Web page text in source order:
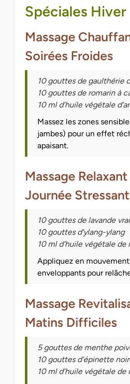
Spéciales Hiver
Massage
Soirées Froides
10 gouttes de gaulthérie
10 gouttes de romarin à
10 ml d’huile végétale
Massez les zones
jambes) pour un effet
apaisant.
Massage
Journée
10 gouttes de lavande
10 gouttes d’ylang-ylang
10 ml d’huile végétale de
Appliquez en
enveloppants pour
Massage
Matins Difficiles
5 gouttes de menthe
10 gouttes d’épinette
10 ml d’huile végétale de